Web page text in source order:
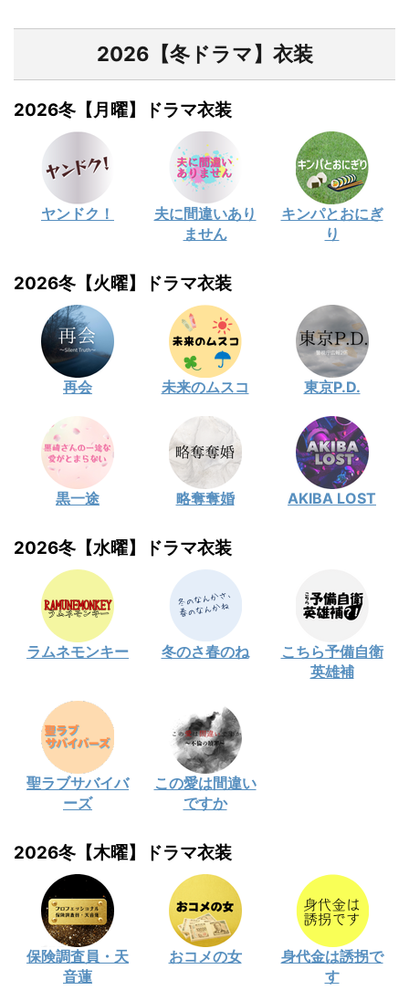
2026【冬ドラマ】衣装
2026冬【月曜】ドラマ衣装
ヤンドク！
夫に間違いあり
ません
キンパとおにぎ
り
2026冬【火曜】ドラマ衣装
再会 未来のムスコ 東京P.D.
黒一途 略奪奪婚 AKIBA LOST
2026冬【水曜】ドラマ衣装
ラムネモンキー 冬のさ春のね
こちら予備自衛
英雄補
聖ラブサバイバ
ーズ
この愛は間違い
ですか
2026冬【木曜】ドラマ衣装
保険調査員・天
音蓮
おコメの女
身代金は誘拐で
す